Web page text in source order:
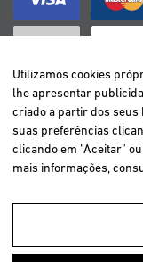
Utilizamos cookies
lhe apresentar
criado a partir dos seus
suas preferências
clicando em "Aceitar"
mais informações,